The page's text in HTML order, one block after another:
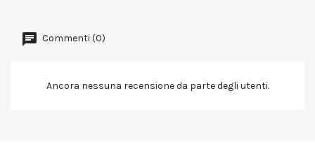
Commenti (0)
Ancora nessuna recensione da parte degli utenti.